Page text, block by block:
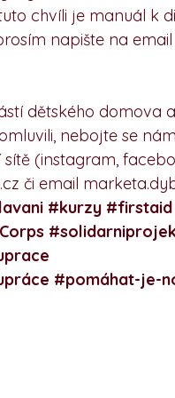
chvíli je manuál k
napište na email
dětského domova
nebojte se
(instagram,
či email
#kurzy #firstaid
#pomáhat-je-